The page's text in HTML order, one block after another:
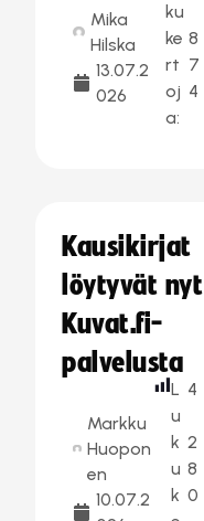
Mika
Hilska
13.07.2
026
ku
ke
rt
oj
a:
8
7
4
Kausikirjat
löytyvät nyt
Kuvat.fi-
palvelusta
Markku
Huopon
en
10.07.2
L
u
k
u
k
4
2
8
0